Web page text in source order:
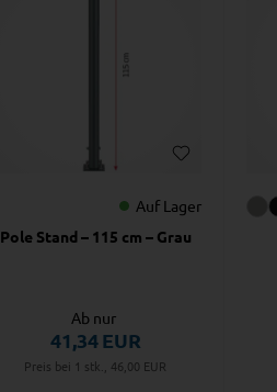
Auf Lager
Pole Stand – 115 cm – Grau
Ab nur
41,34EUR
Preis bei 1 stk., 46,00 EUR